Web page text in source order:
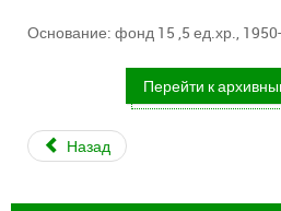
Основание: фонд 15 ,5 ед.хр., 1950-
Перейти к
Назад